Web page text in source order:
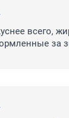
всего,
за